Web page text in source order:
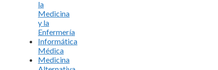
la
Medicina
y la
Enfermería
Informática
Médica
Medicina